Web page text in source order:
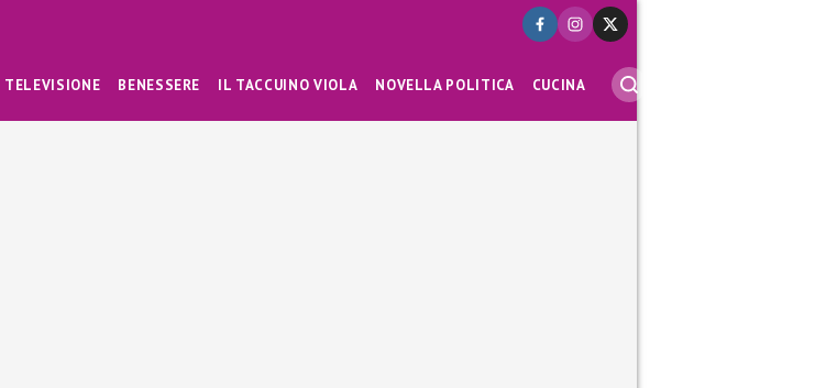
TELEVISIONE BENESSERE IL TACCUINO VIOLA NOVELLA POLITICA CUCINA